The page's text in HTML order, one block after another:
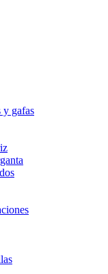
y gafas